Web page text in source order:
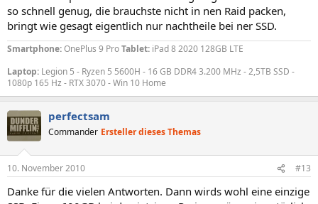
so schnell genug, die brauchste nicht in nen Raid packen,
bringt wie gesagt eigentlich nur nachtheile bei ner SSD.
Smartphone:OnePlus 9 ProTablet: iPad 8 2020 128GB LTE
Laptop: Legion 5 - Ryzen 5 5600H - 16 GB DDR4 3.200 MHz - 2,5TB SSD -
1080p 165 Hz - RTX 3070 - Win 10 Home
perfectsam
Commander Ersteller dieses Themas
10. November 2010 #13
Danke für die vielen Antworten. Dann wirds wohl eine einzige